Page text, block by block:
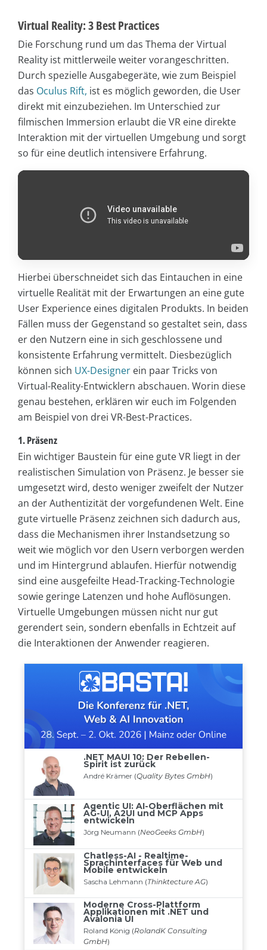
Virtual Reality: 3 Best Practices
Die Forschung rund um das Thema der Virtual
Reality ist mittlerweile weiter vorangeschritten.
Durch spezielle Ausgabegeräte, wie zum Beispiel
das Oculus Rift, ist es möglich geworden, die User
direkt mit einzubeziehen. Im Unterschied zur
filmischen Immersion erlaubt die VR eine direkte
Interaktion mit der virtuellen Umgebung und sorgt
so für eine deutlich intensivere Erfahrung.
Hierbei überschneidet sich das Eintauchen in eine
virtuelle Realität mit der Erwartungen an eine gute
User Experience eines digitalen Produkts. In beiden
Fällen muss der Gegenstand so gestaltet sein, dass
er den Nutzern eine in sich geschlossene und
konsistente Erfahrung vermittelt. Diesbezüglich
können sich UX-Designer ein paar Tricks von
Virtual-Reality-Entwicklern abschauen. Worin diese
genau bestehen, erklären wir euch im Folgenden
am Beispiel von drei VR-Best-Practices.
1. Präsenz
Ein wichtiger Baustein für eine gute VR liegt in der
realistischen Simulation von Präsenz. Je besser sie
umgesetzt wird, desto weniger zweifelt der Nutzer
an der Authentizität der vorgefundenen Welt. Eine
gute virtuelle Präsenz zeichnen sich dadurch aus,
dass die Mechanismen ihrer Instandsetzung so
weit wie möglich vor den Usern verborgen werden
und im Hintergrund ablaufen. Hierfür notwendig
sind eine ausgefeilte Head-Tracking-Technologie
sowie geringe Latenzen und hohe Auflösungen.
Virtuelle Umgebungen müssen nicht nur gut
gerendert sein, sondern ebenfalls in Echtzeit auf
die Interaktionen der Anwender reagieren.